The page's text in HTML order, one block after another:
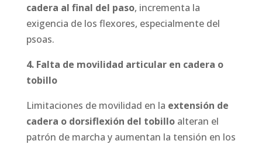
cadera al final del paso, incrementa la
exigencia de los flexores, especialmente del
psoas.
4. Falta de movilidad articular en cadera o
tobillo
Limitaciones de movilidad en la extensión de
cadera o dorsiflexión del tobilloalteran el
patrón de marcha y aumentan la tensión en los